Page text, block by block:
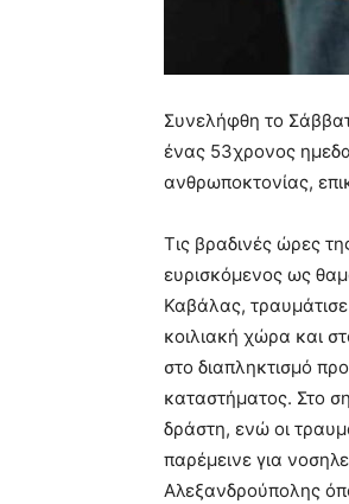
Συνελήφθη το
ένας 53χρονος
ανθρωποκτονίας,
Τις βραδινές ώρες
ευρισκόμενος ως
Καβάλας,
κοιλιακή χώρα και
στο διαπληκτισμό
καταστήματος. Στο
δράστη, ενώ οι
παρέμεινε για
Αλεξανδρούπολης